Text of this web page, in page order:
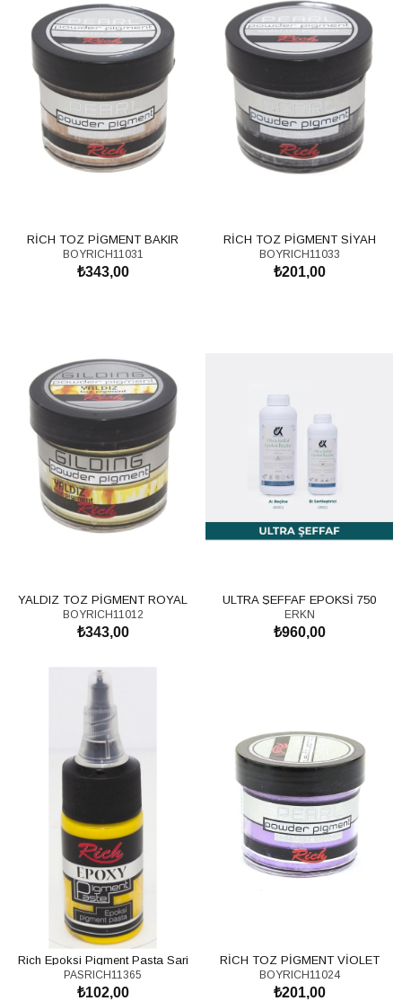
RİCH TOZ PİGMENT BAKIR
BOYRICH11031
₺343,00
RİCH TOZ PİGMENT SİYAH
BOYRICH11033
₺201,00
YALDIZ TOZ PİGMENT ROYAL
ALTIN
BOYRICH11012
₺343,00
ULTRA ŞEFFAF EPOKSİ 750
GR(250+500 GR)
ERKN
₺960,00
Rich Epoksi Pigment Pasta Sari
11365 \ 20CC
PASRICH11365
₺102,00
RİCH TOZ PİGMENT VİOLET
BOYRICH11024
₺201,00